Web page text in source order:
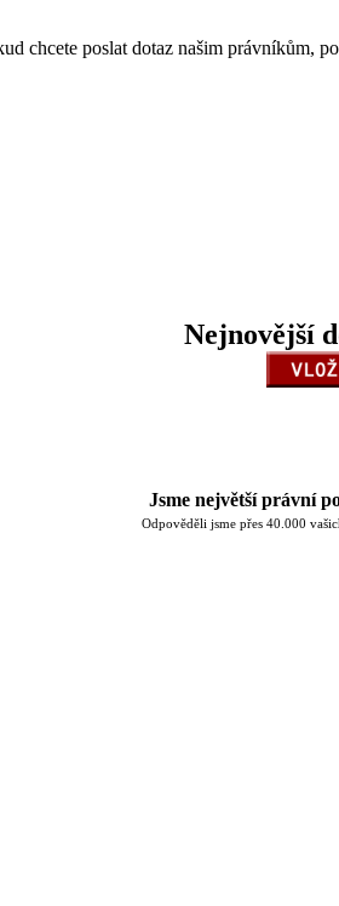
chcete poslat dotaz našim právníkům,
Nejnovější
Jsme největší právní
Odpověděli jsme přes 40.000